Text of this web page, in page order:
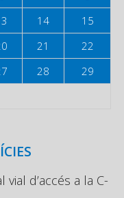
14
15
21
22
28
29
d’accés a la C-